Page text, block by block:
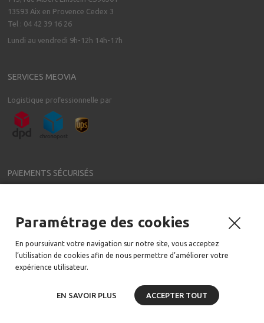
13593 Aix en Provence Cedex 3
Tel : 04 42 39 16 26
Lundi au vendredi 9h-12h 14h-17h
SERVICES MEOVIA
Logistique professionnelle par
PAIEMENTS SÉCURISÉS
NEWSLETTER
Meovia a régulièrement de nouveaux accessoires pour votre voiture
Email:
Paramétrage des cookies
En poursuivant votre navigation sur notre site, vous acceptez
l’utilisation de cookies afin de nous permettre d’améliorer votre
expérience utilisateur.
EN SAVOIR PLUS ACCEPTER TOUT